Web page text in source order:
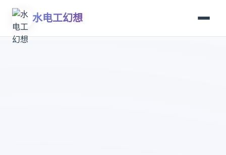
水电工幻想